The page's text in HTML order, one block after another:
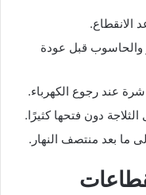
الانقطاع.
والحاسوب قبل عودة
عند رجوع الكهرباء.
دون فتحها كثيرًا.
ما بعد منتصف النهار.